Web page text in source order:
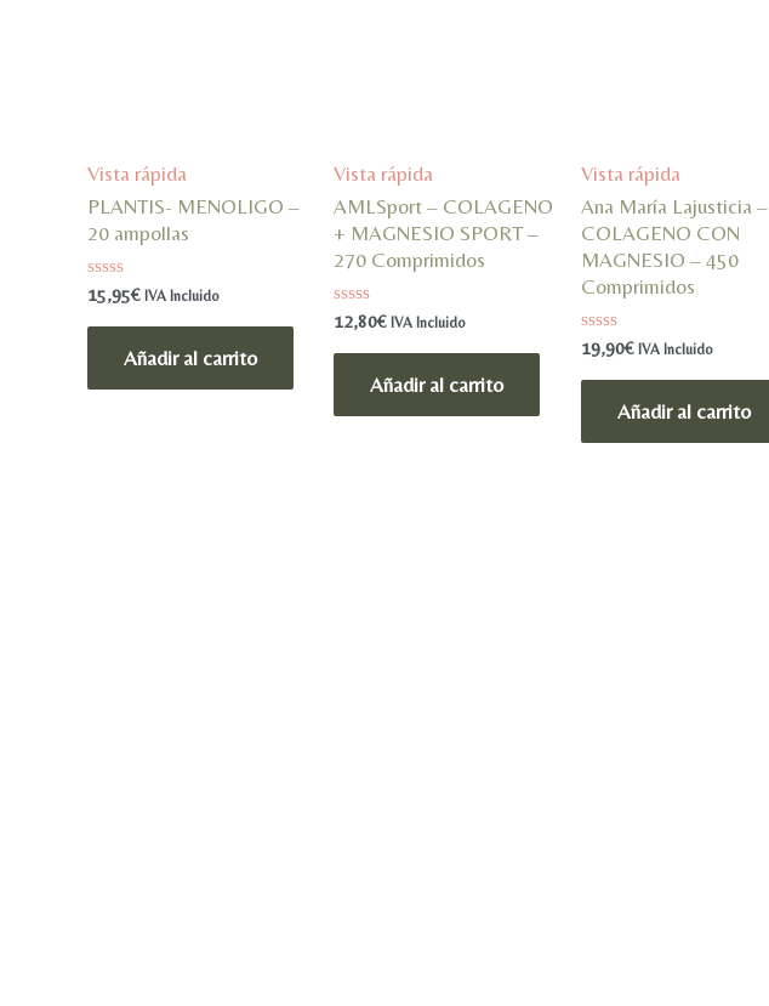
Vista rápida
PLANTIS- MENOLIGO –
20 ampollas
Valorado
en
0
15,95€ IVA Incluido
Añadir al carrito
Vista rápida
AMLSport – COLAGENO
+ MAGNESIO SPORT –
270 Comprimidos
Valorado
0
12,80€ IVA Incluido
Añadir al carrito
Vista rápida
Ana María Lajusticia –
COLAGENO CON
MAGNESIO – 450
Comprimidos
Valorado
en
0
19,90€ IVA Incluido
Añadir al carrito